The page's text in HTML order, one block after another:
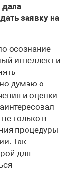
дала
заявку на
осознание
интеллект и
думаю о
и оценки
только в
процедуры
Так
для